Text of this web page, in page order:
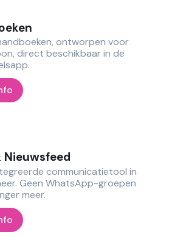
ontworpen voor
direct beschikbaar in de
Nieuwsfeed
communicatietool in
Geen WhatsApp-groepen
meer.